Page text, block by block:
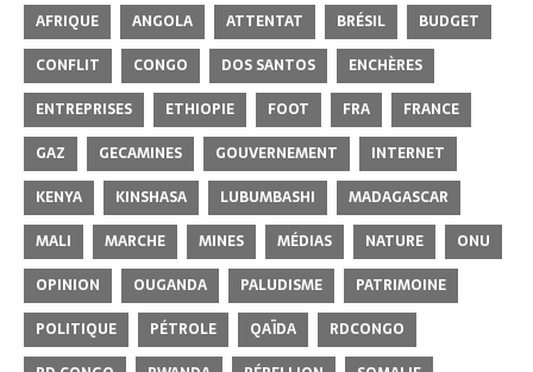
AFRIQUE ANGOLA ATTENTAT BRÉSIL
BUDGET
CONFLIT
CONGO DOS SANTOS
ENCHÈRES
ENTREPRISES
ETHIOPIE FOOT FRA
FRANCE
GAZ
GECAMINES GOUVERNEMENT
INTERNET
KENYA
KINSHASA LUBUMBASHI
MADAGASCAR
MALI
MARCHE MINES MÉDIAS NATURE
ONU
OPINION
OUGANDA PALUDISME
PATRIMOINE
POLITIQUE
PÉTROLE QAÏDA
RDCONGO